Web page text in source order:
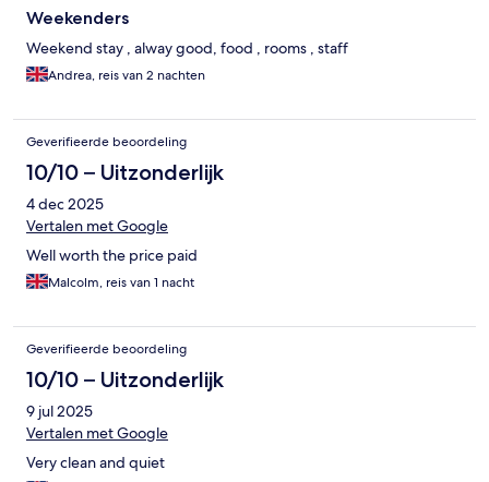
Weekenders
Weekend stay , alway good, food , rooms , staff
Andrea, reis van 2 nachten
Geverifieerde beoordeling
10/10 – Uitzonderlijk
4 dec 2025
Vertalen met Google
Well worth the price paid
Malcolm, reis van 1 nacht
Geverifieerde beoordeling
10/10 – Uitzonderlijk
9 jul 2025
Vertalen met Google
Very clean and quiet